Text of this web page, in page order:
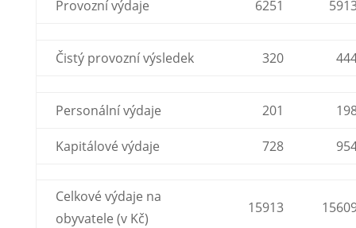
Provozní výdaje 6251
Čistý provozní výsledek 320
Personální výdaje 201
Kapitálové výdaje 728
Celkové výdaje na
obyvatele (v Kč)
15913